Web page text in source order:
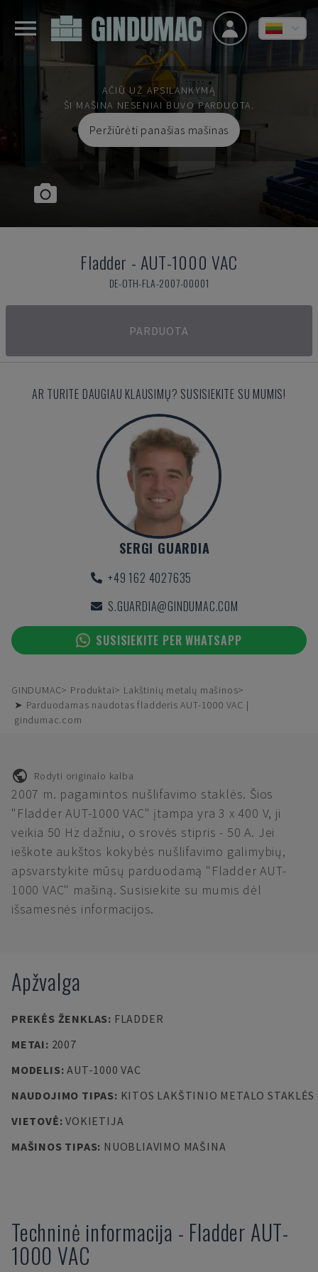
AČIŪ UŽ APSILANKYMĄ
ŠI MAŠINA NESENIAI BUVO PARDUOTA.
Peržiūrėti panašias mašinas
Fladder - AUT-1000 VAC
DE-OTH-FLA-2007-00001
PARDUOTA
AR TURITE DAUGIAU KLAUSIMŲ? SUSISIEKITE SU MUMIS!
SERGI GUARDIA
+49 162 4027635
S.GUARDIA@GINDUMAC.COM
SUSISIEKITE PER WHATSAPP
GINDUMAC Produktai
Lakštinių metalų mašinos
➤ Parduodamas naudotas fladderis AUT-1000 VAC |
gindumac.com
Rodyti originalo kalba
2007 m. pagamintos nušlifavimo staklės. Šios
"Fladder AUT-1000 VAC" įtampa yra 3 x 400 V, ji
veikia 50 Hz dažniu, o srovės stipris - 50 A. Jei
ieškote aukštos kokybės nušlifavimo galimybių,
apsvarstykite mūsų parduodamą "Fladder AUT-
1000 VAC" mašiną. Susisiekite su mumis dėl
išsamesnės informacijos.
Apžvalga
PREKĖS ŽENKLAS: FLADDER
METAI: 2007
MODELIS:AUT-1000 VAC
NAUDOJIMO TIPAS: KITOS LAKŠTINIO METALO STAKLĖS
VIETOVĖ:VOKIETIJA
MAŠINOS TIPAS: NUOBLIAVIMO MAŠINA
Techninė informacija - Fladder AUT-
1000 VAC